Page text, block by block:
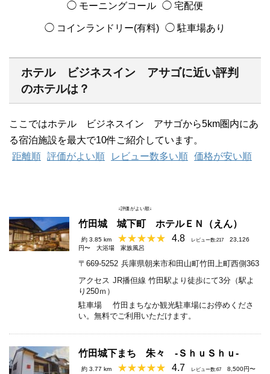
◯ モーニングコール ◯ 宅配便
◯ コインランドリー(有料) ◯ 駐車場あり
ホテル ビジネスイン アサゴに近い評判
のホテルは？
ここではホテル ビジネスイン アサゴから5km圏内にあ
る宿泊施設を最大で10件ご紹介しています。
距離順 評価がよい順 レビュー数多い順 価格が安い順
↓評価がよい順↓
竹田城 城下町 ホテルＥＮ（えん）
約 3.85 km 4.8 レビュー数:217
23,126
円〜
大浴場 家族風呂
〒669-5252 兵庫県朝来市和田山町竹田上町西側363
アクセス JR播但線 竹田駅より徒歩にて3分（駅よ
り250ｍ）
駐車場
竹田まちなか観光駐車場にお停めくださ
い。無料でご利用いただけます。
竹田城下まち 朱々 ‐ＳｈｕＳｈｕ‐
約 3.77 km 4.7 レビュー数:67 8,500円〜